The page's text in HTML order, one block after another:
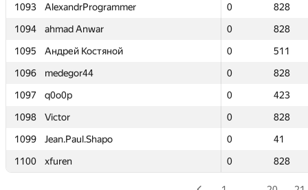
1093
AlexandrProgrammer 0
828
1094
ahmad Anwar 0
828
1095
Андрей Костяной 0
511
1096
medegor44 0
828
1097
q0o0p 0
423
1098
Victor 0
828
1099
Jean.Paul.Shapo 0
41
1100
xfuren 0 828
1093
AlexandrProgrammer 0
828
1094
ahmad Anwar 0
828
1095
Андрей Костяной 0
511
1096
medegor44 0
828
1097
q0o0p 0
423
1098
Victor 0
828
1099
Jean.Paul.Shapo 0
41
1100
xfuren 0 828